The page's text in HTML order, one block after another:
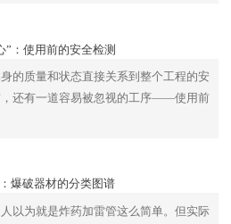
”：使用前的安全检测
的质量和状态直接关系到整个工程的安
还有一道容易被忽视的工序——使用前
爆破器材的分类图谱
以为就是炸药加雷管这么简单。但实际